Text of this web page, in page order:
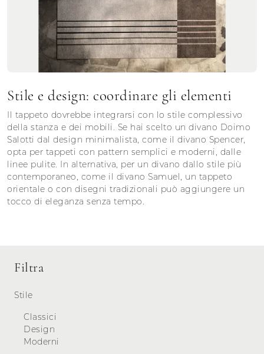
Stile e design: coordinare gli elementi
Il tappeto dovrebbe integrarsi con lo stile complessivo
della stanza e dei mobili. Se hai scelto un divano Doimo
Salotti dal design minimalista, come il divano Spencer,
opta per tappeti con pattern semplici e moderni, dalle
linee pulite. In alternativa, per un divano dallo stile più
contemporaneo, come il divano Samuel, un tappeto
orientale o con disegni tradizionali può aggiungere un
tocco di eleganza senza tempo.
Filtra
Stile
Classici
Design
Moderni